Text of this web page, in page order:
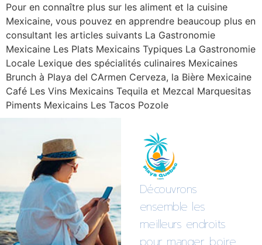
Pour en connaître plus sur les aliment et la cuisine
Mexicaine, vous pouvez en apprendre beaucoup plus en
consultant les articles suivants La Gastronomie
Mexicaine Les Plats Mexicains Typiques La Gastronomie
Locale Lexique des spécialités culinaires Mexicaines
Brunch à Playa del CArmen Cerveza, la Bière Mexicaine
Café Les Vins Mexicains Tequila et Mezcal Marquesitas
Piments Mexicains Les Tacos Pozole
Découvrons
ensemble les
meilleurs endroits
pour manger, boire